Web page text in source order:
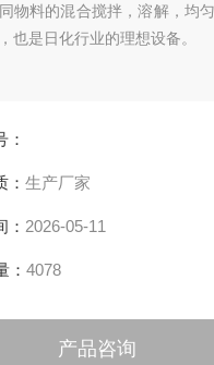
物料的混合搅拌，溶解，均
也是日化行业的理想设备。
：
： 生产厂家
： 2026-05-11
4078
产品咨询